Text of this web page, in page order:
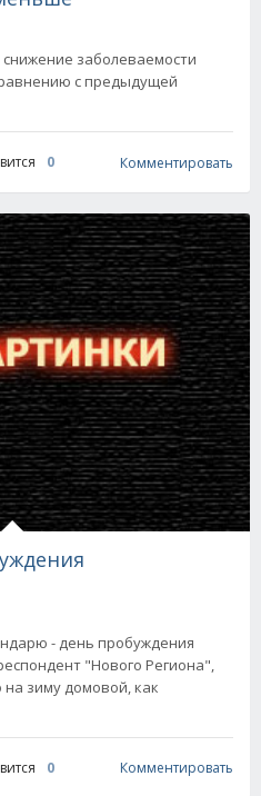
заболеваемости
с предыдущей
0 Комментировать
- день пробуждения
"Нового Региона",
зиму домовой, как
0 Комментировать